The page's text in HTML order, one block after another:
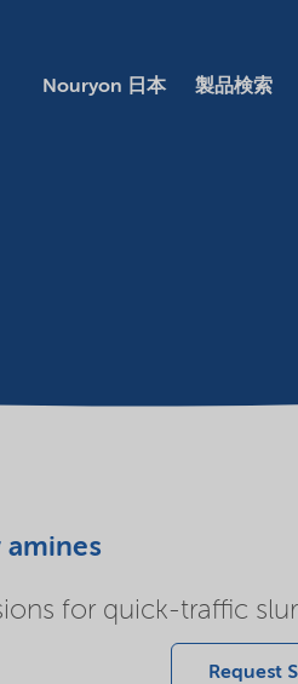
Nouryon 日本 製品検索
amines
for quick-traffic
Request